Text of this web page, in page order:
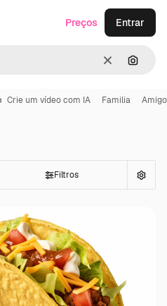
Limpar
Preços Entrar
Crie um vídeo com IA Familia
Filtros